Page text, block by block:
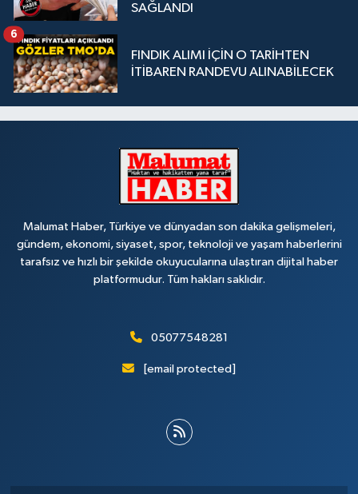
SAĞLANDI
FINDIK ALIMI İÇİN O TARİHTEN
İTİBAREN RANDEVU ALINABİLECEK
6
Malumat Haber, Türkiye ve dünyadan son dakika gelişmeleri,
gündem, ekonomi, siyaset, spor, teknoloji ve yaşam haberlerini
tarafsız ve hızlı bir şekilde okuyucularına ulaştıran dijital haber
platformudur. Tüm hakları saklıdır.
05077548281
[email protected]